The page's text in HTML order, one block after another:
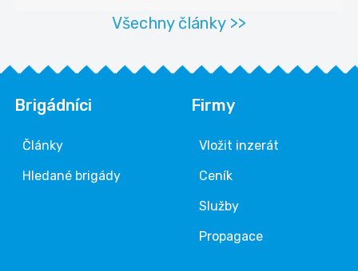
Všechny články >>
Brigádníci
Články
Hledané brigády
Firmy
Vložit inzerát
Ceník
Služby
Propagace